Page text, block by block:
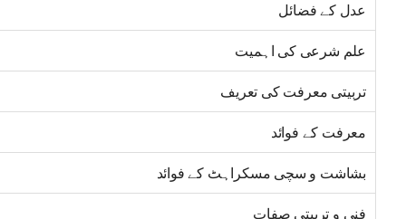
عدل کے فضائل
علم شرعی کی اہمیت
تربیتی معرفت کی تعریف
معرفت کے فوائد
بشاشت و سچی مسکراہٹ کے فوائد
فنی و تربیتی صفات